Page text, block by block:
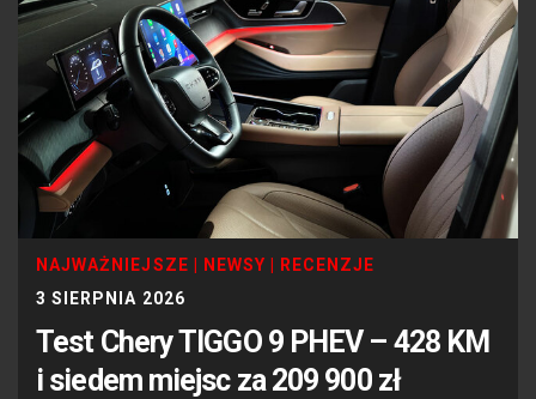
NAJWAŻNIEJSZE NEWSY
RECENZJE
3 SIERPNIA 2026
Test Chery TIGGO 9 PHEV – 428 KM
i siedem miejsc za 209 900 zł